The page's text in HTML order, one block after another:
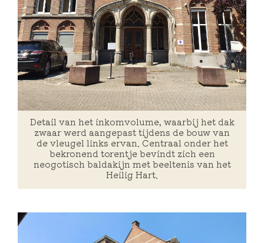
Detail van het inkomvolume, waarbij het dak
zwaar werd aangepast tijdens de bouw van
de vleugel links ervan. Centraal onder het
bekronend torentje bevindt zich een
neogotisch baldakijn met beeltenis van het
Heilig Hart.